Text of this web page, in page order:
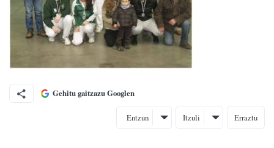
Gehitu gaitzazu Googlen
Entzun Itzuli Erraztu